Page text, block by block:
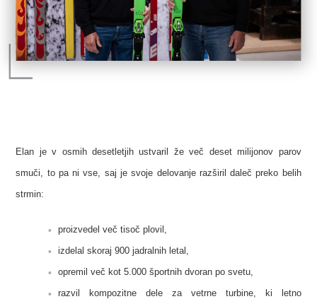
Elan je v osmih desetletjih ustvaril že več deset milijonov parov
smuči, to pa ni vse, saj je svoje delovanje razširil daleč preko belih
strmin:
proizvedel več tisoč plovil,
izdelal skoraj 900 jadralnih letal,
opremil več kot 5.000 športnih dvoran po svetu,
razvil kompozitne dele za vetrne turbine, ki letno